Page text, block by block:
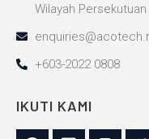
Wilayah
+603-2022 0808
IKUTI KAMI